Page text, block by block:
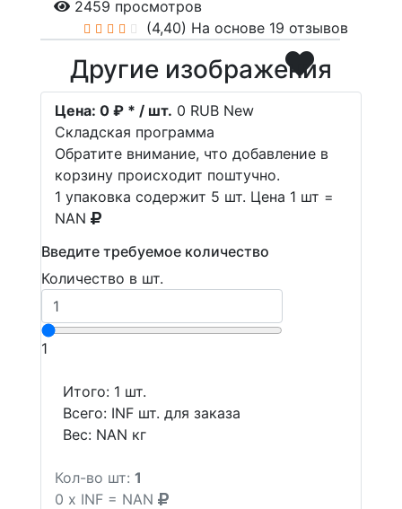
2459 просмотров
(4,40) На основе 19 отзывов
Другие изображения
Цена: 0 ₽ * / шт. 0 RUB New
Складская программа
Обратите внимание, что добавление в
корзину происходит поштучно.
1 упаковка содержит 5 шт. Цена 1 шт =
NAN
Введите требуемое количество
Количество в шт.
1
Итого: 1 шт.
Всего: INF шт. для заказа
Вес: NAN кг
Кол-во шт: 1
0 x INF = NAN